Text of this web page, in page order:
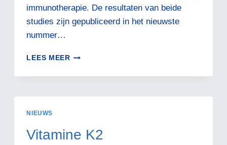
immunotherapie. De resultaten van beide
studies zijn gepubliceerd in het nieuwste
nummer…
LEES MEERVERGETEN
BLIJKT
KANS
NIEUWS
Vitamine K2